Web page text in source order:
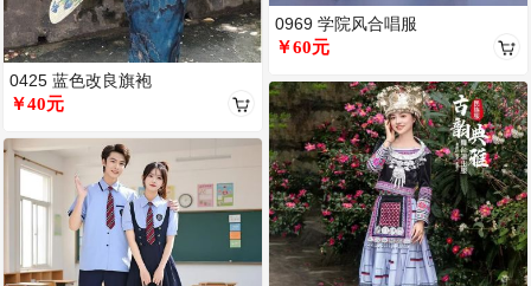
0425 蓝色改良旗袍
￥40元
0969 学院风合唱服
￥60元